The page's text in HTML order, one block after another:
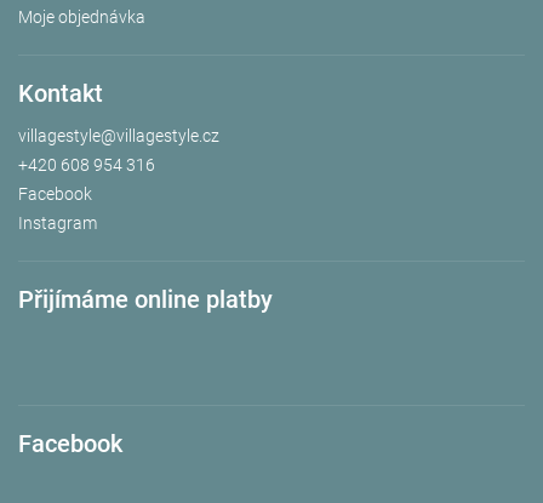
Moje objednávka
Kontakt
villagestyle@villagestyle.cz
+420 608 954 316
Facebook
Instagram
Přijímáme online platby
Facebook